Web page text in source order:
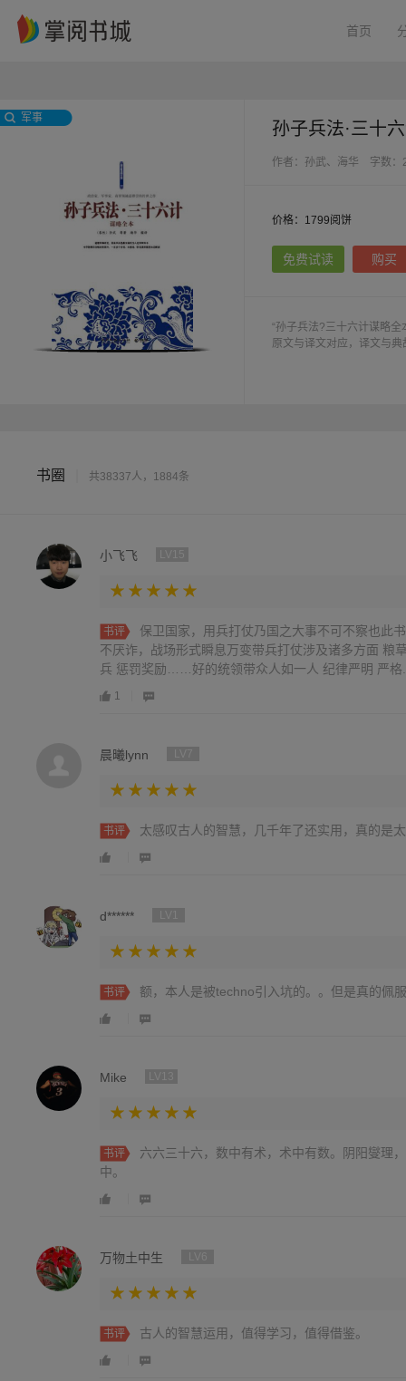
首页
军事
孙子兵法·三十
作者：孙武、海华 字数：
价格：1799阅饼
免费试读 购买
“孙子兵法?三十六计谋略
原文与译文对应，译文与
书圈 共38337人，1884条
小飞飞
书评
保卫国家，用兵打仗乃国之大事不可不察也此
不厌诈，战场形式瞬息万变带兵打仗涉及诸多方面 粮
兵 惩罚奖励……好的统领带众人如一人 纪律严明 严格
1
晨曦lynn
书评 太感叹古人的智慧，几千年了还实用，真的是
d******
书评 额，本人是被techno引入坑的。。但是真的佩
Mike
书评
六六三十六，数中有术，术中有数。阴阳燮理
中。
万物土中生
书评 古人的智慧运用，值得学习，值得借鉴。